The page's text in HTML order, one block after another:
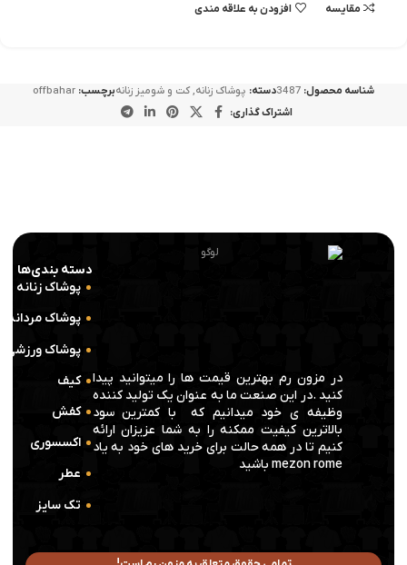
مقايسه افزودن به علاقه مندی
شناسه محصول: 3487دسته: پوشاک زنانه, کت و شومیز زنانهبرچسب: offbahar
اشتراک گذاری:
در مزون رم بهترین قیمت ها را میتوانید پیدا
کنید .در این صنعت ما به عنوان یک تولید کننده
وظیفه ی خود میدانیم که با کمترین سود
بالاترین کیفیت ممکنه را به شما عزیزان ارائه
کنیم تا در همه حالت برای خرید های خود به یاد
mezon rome باشید
دسته بندی‌ها
پوشاک زنانه
پوشاک مردانه
پوشاک ورزشی
کیف
کفش
اکسسوری
عطر
تک سایز